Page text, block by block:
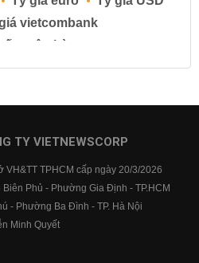
vietcombank
ngân hàng
suất tiền gửi
TY VIETNEWSCORP
TPHCM cấp ngày 20/3/2026
Phủ - Phường Gia Định - TP.HCM
- Phường Ba Đình - TP. Hà Nội
Minh Quyết